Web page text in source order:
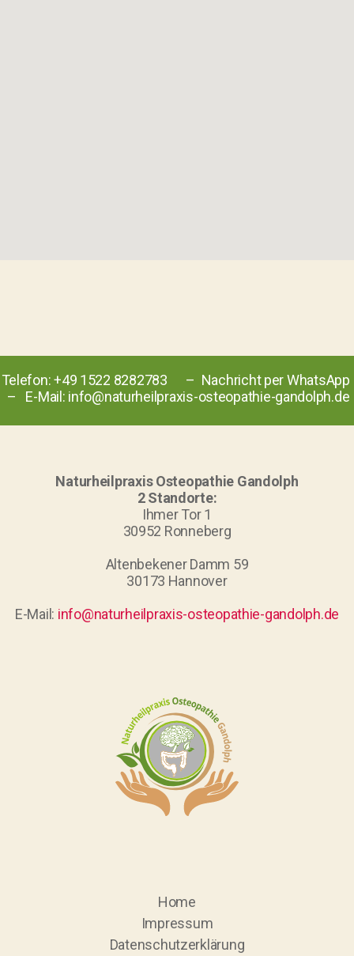
Telefon:+49 1522 8282783 – Nachricht perWhatsApp
– E-Mail: info@naturheilpraxis-osteopathie-gandolph.de
Naturheilpraxis Osteopathie Gandolph
2 Standorte:
Ihmer Tor 1
30952 Ronneberg
Altenbekener Damm 59
30173 Hannover
E-Mail: info@naturheilpraxis-osteopathie-gandolph.de
Home
Impressum
Datenschutzerklärung